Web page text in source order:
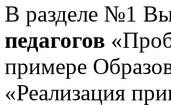
В разделе №1
педагогов
примере
«Реализация